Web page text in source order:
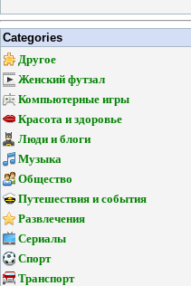
Categories
Другое
Женский футзал
Компьютерные игры
Красота и здоровье
Люди и блоги
Музыка
Общество
Путешествия и события
Развлечения
Сериалы
Спорт
Транспорт